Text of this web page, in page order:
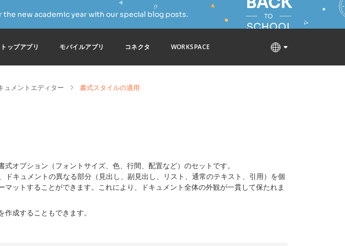
new academic year with our special blog posts.
ップアプリ モバイルアプリ コネクタ WORKSPACE
ュメントエディター 書式スタイルの適用
オプション（フォントサイズ、色、行間、配置など）のセットです。
ドキュメントの異なる部分（見出し、副見出し、リスト、通常のテキスト、引用）を個
ットすることができます。これにより、ドキュメント全体の外観が一貫して保たれま
作成することもできます。